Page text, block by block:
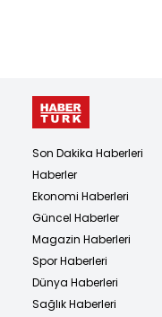
Son Dakika Haberleri
Haberler
Ekonomi Haberleri
Güncel Haberler
Magazin Haberleri
Spor Haberleri
Dünya Haberleri
Sağlık Haberleri